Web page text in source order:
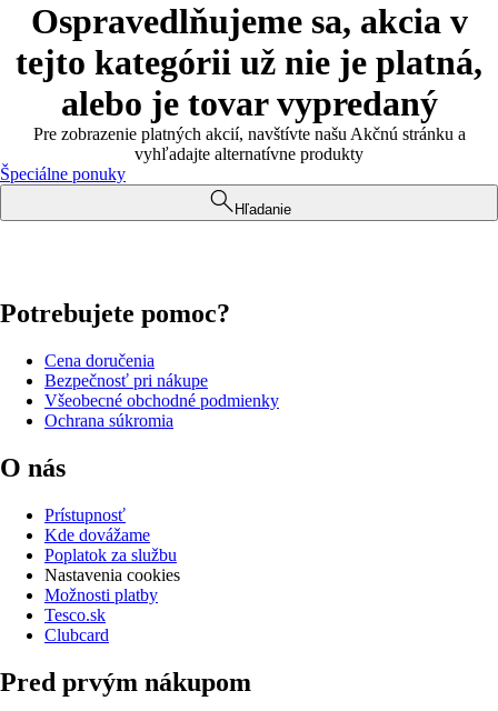
Ospravedlňujeme sa, akcia v
tejto kategórii už nie je platná,
alebo je tovar vypredaný
Pre zobrazenie platných akcií, navštívte našu Akčnú stránku a
vyhľadajte alternatívne produkty
Špeciálne ponuky
Hľadanie
Potrebujete pomoc?
Cena doručenia
Bezpečnosť pri nákupe
Všeobecné obchodné podmienky
Ochrana súkromia
O nás
Prístupnosť
Kde dovážame
Poplatok za službu
Nastavenia cookies
Možnosti platby
Tesco.sk
Clubcard
Pred prvým nákupom